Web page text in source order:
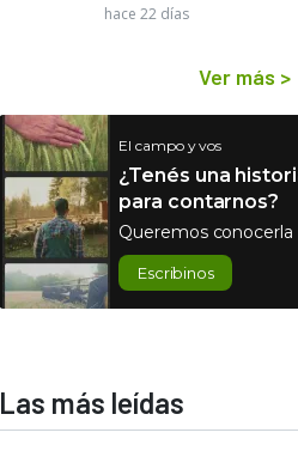
hace 22 días
Ver más >
El campo y vos
¿Tenés una
para contarnos?
Queremos conocerla
Escribinos
Las más leídas